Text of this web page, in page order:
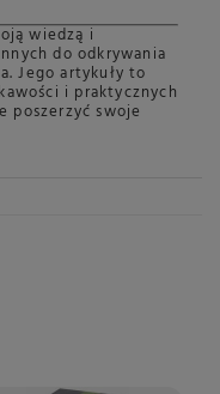
wiedzą i
do odkrywania
Jego artykuły to
i praktycznych
poszerzyć swoje